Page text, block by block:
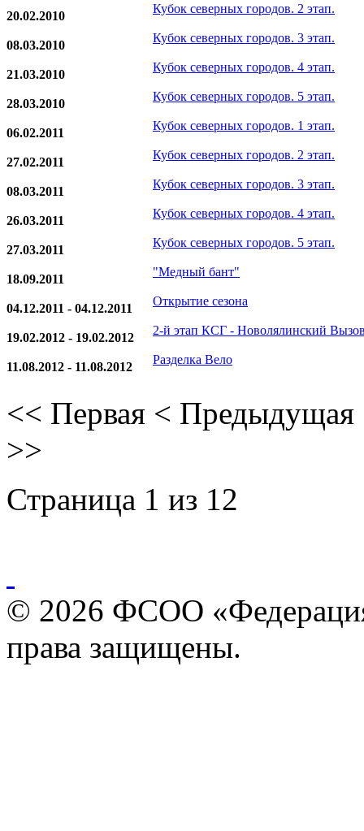
20.02.2010
Кубок северных городов. 2 этап.
08.03.2010
Кубок северных городов. 3 этап.
21.03.2010
Кубок северных городов. 4 этап.
28.03.2010
Кубок северных городов. 5 этап.
06.02.2011
Кубок северных городов. 1 этап.
27.02.2011
Кубок северных городов. 2 этап.
08.03.2011
Кубок северных городов. 3 этап.
26.03.2011
Кубок северных городов. 4 этап.
27.03.2011
Кубок северных городов. 5 этап.
18.09.2011
"Медный бант"
04.12.2011 - 04.12.2011
Открытие сезона
19.02.2012 - 19.02.2012
2-й этап КСГ - Новолялинский
11.08.2012 - 11.08.2012
Разделка Вело
<< Первая < Предыдущая
>>
Страница 1 из 12
© 2026 ФСОО
права защищены.